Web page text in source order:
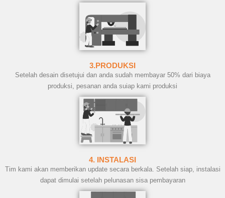
3.PRODUKSI
Setelah desain disetujui dan anda sudah membayar 50% dari biaya
produksi, pesanan anda suiap kami produksi
4. INSTALASI
Tim kami akan memberikan update secara berkala. Setelah siap, instalasi
dapat dimulai setelah pelunasan sisa pembayaran